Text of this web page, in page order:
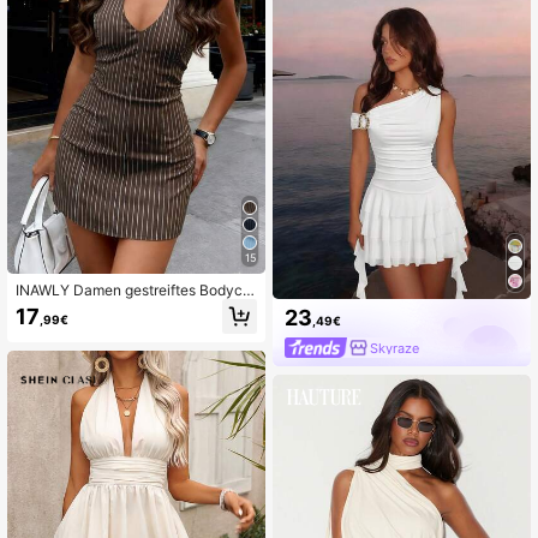
15
INAWLY Damen gestreiftes Bodyco
n-Kleid mit Trägerhalsband und Kra
watte
17 ,99€ 23 ,49€
Skyraze